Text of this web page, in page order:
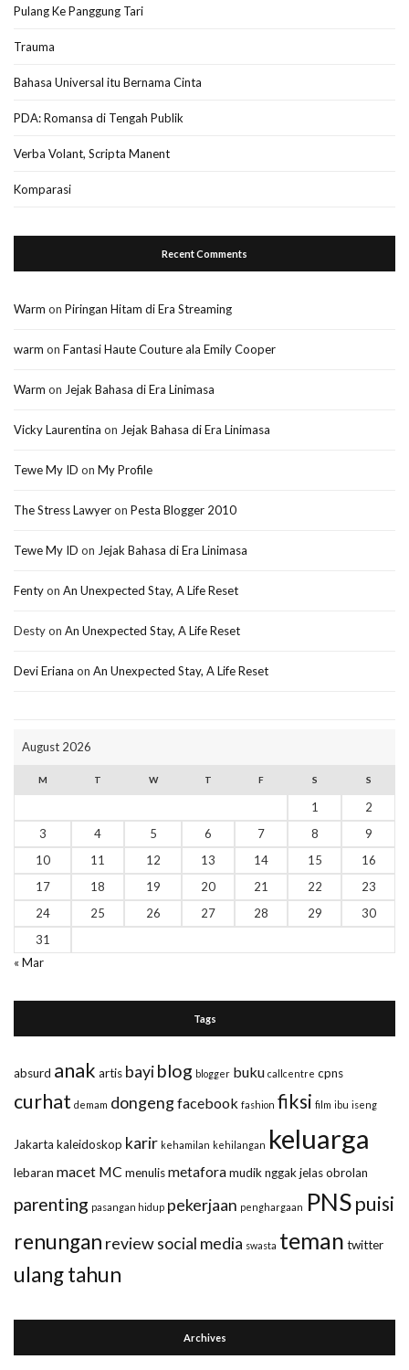
Pulang Ke Panggung Tari
Trauma
Bahasa Universal itu Bernama Cinta
PDA: Romansa di Tengah Publik
Verba Volant, Scripta Manent
Komparasi
Recent Comments
Warm on Piringan Hitam di Era Streaming
warm on Fantasi Haute Couture ala Emily Cooper
Warm on Jejak Bahasa di Era Linimasa
Vicky Laurentina on Jejak Bahasa di Era Linimasa
Tewe My ID on My Profile
The Stress Lawyeron Pesta Blogger 2010
Tewe My ID on Jejak Bahasa di Era Linimasa
Fentyon An Unexpected Stay, A Life Reset
Destyon An Unexpected Stay, A Life Reset
Devi Eriana on An Unexpected Stay, A Life Reset
August 2026
M T W T F S S
1
2
3
4 5 6 7 8
9
10
11 12 13 14 15
16
17
18 19 20 21 22
23
24
25 26 27 28 29
30
31
« Mar
Tags
absurd anak artis bayiblog blogger buku callcentre cpns
curhat demam dongengfacebook fashion fiksi film ibu iseng
Jakarta kaleidoskop karir kehamilan kehilangan keluarga
lebaran macet MC menulismetaforamudiknggak jelasobrolan
parenting pasangan hidup pekerjaan penghargaan PNSpuisi
renungan reviewsocial media swasta teman twitter
ulang tahun
Archives